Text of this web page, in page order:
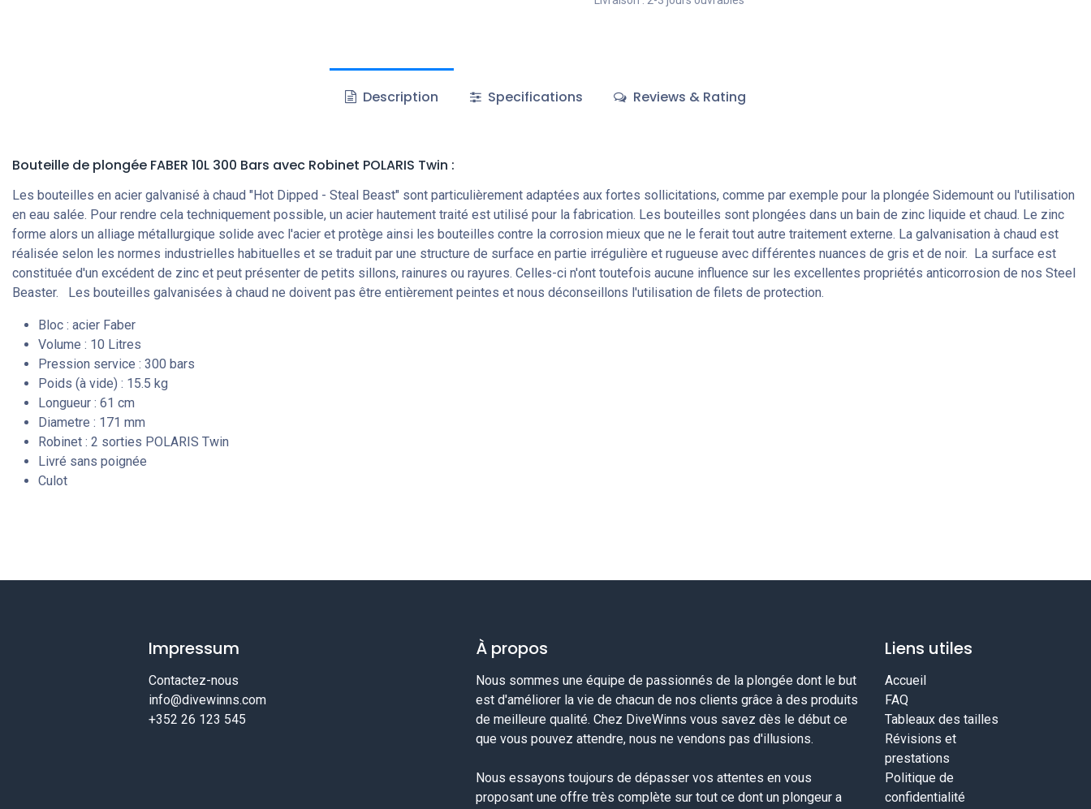
Description Specifications Reviews & Rating
Bouteille de plongée FABER 10L 300 Bars avec Robinet POLARIS Twin :
Les bouteilles en acier galvanisé à chaud "Hot Dipped - Steal Beast" sont particulièrement adaptées aux fortes sollicitations, comme par exemple pour la plongée Sidemount ou l'utilisation
en eau salée. Pour rendre cela techniquement possible, un acier hautement traité est utilisé pour la fabrication. Les bouteilles sont plongées dans un bain de zinc liquide et chaud. Le zinc
forme alors un alliage métallurgique solide avec l'acier et protège ainsi les bouteilles contre la corrosion mieux que ne le ferait tout autre traitement externe. La galvanisation à chaud est
réalisée selon les normes industrielles habituelles et se traduit par une structure de surface en partie irrégulière et rugueuse avec différentes nuances de gris et de noir. La surface est
constituée d'un excédent de zinc et peut présenter de petits sillons, rainures ou rayures. Celles-ci n'ont toutefois aucune influence sur les excellentes propriétés anticorrosion de nos Steel
Beaster. Les bouteilles galvanisées à chaud ne doivent pas être entièrement peintes et nous déconseillons l'utilisation de filets de protection.
Bloc : acier Faber
Volume : 10 Litres
Pression service : 300 bars
Poids (à vide) : 15.5 kg
Longueur : 61 cm
Diametre : 171 mm
Robinet : 2 sorties POLARIS Twin
Livré sans poignée
Culot
Impressum
Contactez-nous
info@divewinns.com
+352 26 123 545
À propos
Nous sommes une équipe de passionnés de la plongée dont le but
est d'améliorer la vie de chacun de nos clients grâce à des produits
de meilleure qualité. Chez DiveWinns vous savez dès le début ce
que vous pouvez attendre, nous ne vendons pas d'illusions.
Nous essayons toujours de dépasser vos attentes en vous
proposant une offre très complète sur tout ce dont un plongeur a
Liens utiles
Accueil
FAQ
Tableaux des tailles
Révisions et
prestations
Politique de
confidentialité